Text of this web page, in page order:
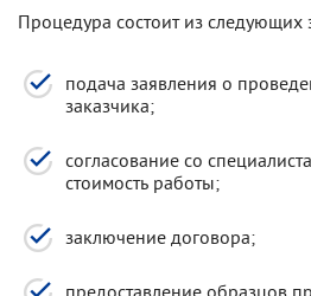
Процедура состоит из следующих
подача заявления о
заказчика;
согласование со
стоимость работы;
заключение договора;
предоставление образцов